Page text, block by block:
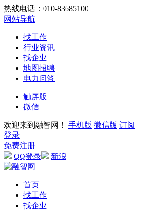
热线电话：010-83685100
网站导航
找工作
行业资讯
找企业
地图招聘
电力问答
触屏版
微信
欢迎来到融智网！ 手机版 微信版 订阅
登录
免费注册
QQ登录
新浪
首页
找工作
找企业